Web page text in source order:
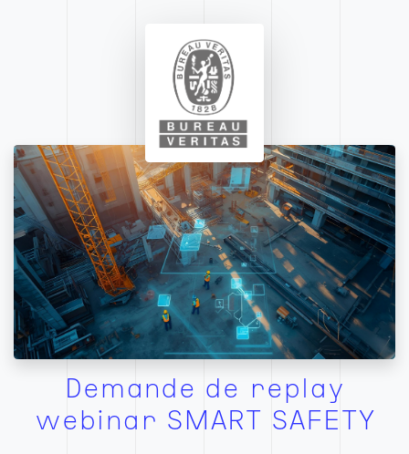
Demande de replay
webinar SMART SAFETY